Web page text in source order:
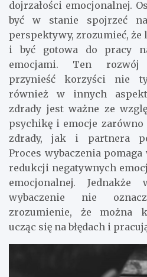
dojrzałości emocjonalnej.
być w stanie spojrzeć
perspektywy, zrozumieć, że
i być gotowa do pracy
emocjami. Ten rozwój
przynieść korzyści nie
również w innych
zdrady jest ważne ze
psychikę i emocje zarówno
zdrady, jak i partnera
Proces wybaczenia
redukcji negatywnych
emocjonalnej. Jednakże
wybaczenie nie
zrozumienie, że można
ucząc się na błędach i